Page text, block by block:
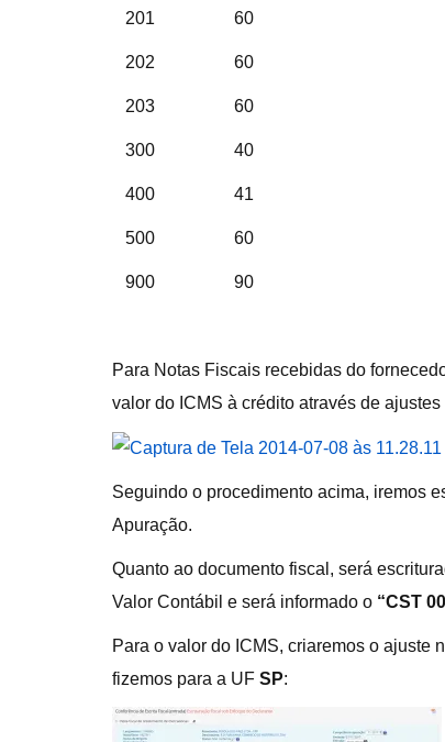
201 60
202 60
203 60
300 40
400 41
500 60
900 90
Para Notas Fiscais recebidas do
valor do ICMS à crédito através de
Seguindo o procedimento acima, iremos
Apuração.
Quanto ao documento fiscal, será
Valor Contábil e será informado o “CST
Para o valor do ICMS, criaremos o ajuste
fizemos para a UF SP: